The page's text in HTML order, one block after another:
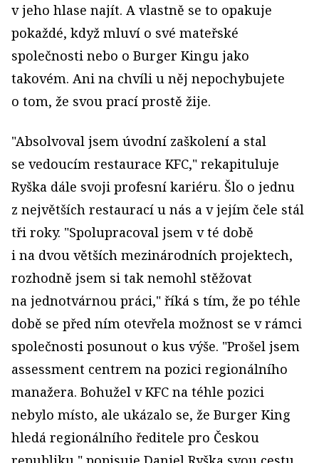
v jeho hlase najít. A vlastně se to opakuje
pokaždé, když mluví o své mateřské
společnosti nebo o Burger Kingu jako
takovém. Ani na chvíli u něj nepochybujete
o tom, že svou prací prostě žije.
"Absolvoval jsem úvodní zaškolení a stal
se vedoucím restaurace KFC," rekapituluje
Ryška dále svoji profesní kariéru. Šlo o jednu
z největších restaurací u nás a v jejím čele stál
tři roky. "Spolupracoval jsem v té době
i na dvou větších mezinárodních projektech,
rozhodně jsem si tak nemohl stěžovat
na jednotvárnou práci," říká s tím, že po téhle
době se před ním otevřela možnost se v rámci
společnosti posunout o kus výše. "Prošel jsem
assessment centrem na pozici regionálního
manažera. Bohužel v KFC na téhle pozici
nebylo místo, ale ukázalo se, že Burger King
hledá regionálního ředitele pro Českou